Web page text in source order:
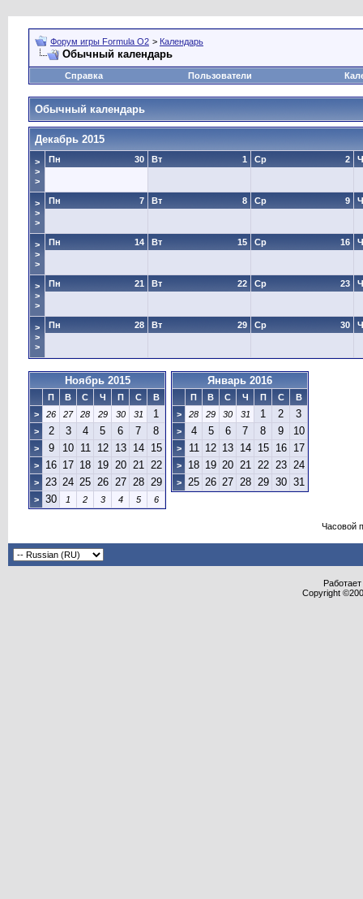
Форум игры Formula O2 > Календарь
Обычный календарь
Справка Пользователи
Обычный календарь
Декабрь 2015
>
>
>
30
Пн 1
Вт 2
Ср
>
>
>
7
Пн 8
Вт 9
Ср
>
>
>
14
Пн 15
Вт 16
Ср
>
>
>
21
Пн 22
Вт 23
Ср
>
>
>
28
Пн 29
Вт 30
Ср
Ноябрь 2015
П В С Ч П С
В
>
26 27 28 29 30 31 1
> 2 3 4 5 6 7 8
> 9 10 11 12 13 14 15
> 16 17 18 19 20 21 22
> 23 24 25 26 27 28 29
> 30 1 2 3 4 5 6
Январь 2016
П В С Ч П С
В
>
28 29 30 31 1 2 3
> 4 5 6 7 8 9 10
> 11 12 13 14 15 16 17
> 18 19 20 21 22 23 24
> 25 26 27 28 29 30 31
Часовой
Copyright